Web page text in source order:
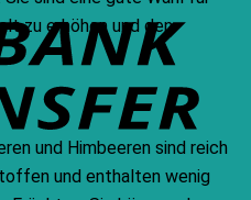
zu erhöhen und den
und Himbeeren sind reich
und enthalten wenig